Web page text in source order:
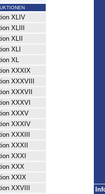
XLIV
XLIII
XLII
XLI
XL
XXXIX
XXXVIII
XXXVII
XXXVI
XXXV
XXXIV
XXXIII
XXXII
XXXI
XXX
XXIX
XXVIII